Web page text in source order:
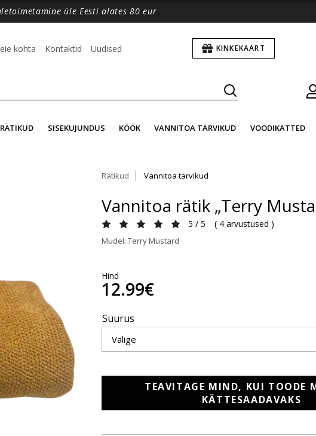
üle Eesti alates 80 eur
kohta Kontaktid Uudised KINKEKAART
RÄTIKUD SISEKUJUNDUS KÖÖK VANNITOA TARVIKUD VOODIKATTED
Rätikud Vannitoa tarvikud
Vannitoa rätik „Terry
5 / 5 ( 4 arvustused )
Mudel: Terry Mustard
Hind
12.99€
Suurus
TEAVITAGE MIND, KUI TOODE
KÄTTESAADAVAKS